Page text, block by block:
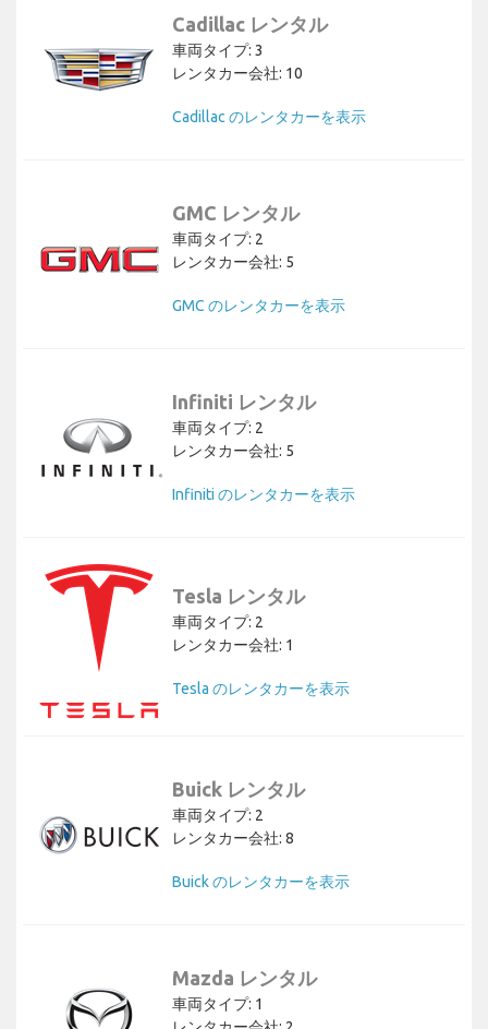
Cadillac レンタル
車両タイプ: 3
レンタカー会社: 10
Cadillac のレンタカーを表示
GMC レンタル
車両タイプ: 2
レンタカー会社: 5
GMC のレンタカーを表示
Infiniti レンタル
車両タイプ: 2
レンタカー会社: 5
Infiniti のレンタカーを表示
Tesla レンタル
車両タイプ: 2
レンタカー会社: 1
Tesla のレンタカーを表示
Buick レンタル
車両タイプ: 2
レンタカー会社: 8
Buick のレンタカーを表示
Mazda レンタル
車両タイプ: 1